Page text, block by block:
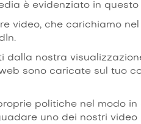
è evidenziato in questo
video, che carichiamo
dalla nostra
sono caricate sul tuo
politiche nel modo
uno dei nostri